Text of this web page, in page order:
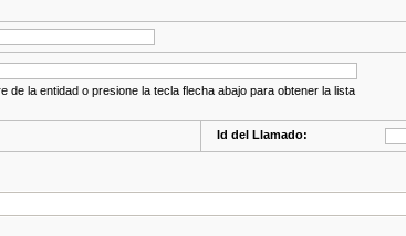
de la entidad o presione la tecla flecha abajo para obtener la lista
Id del Llamado: